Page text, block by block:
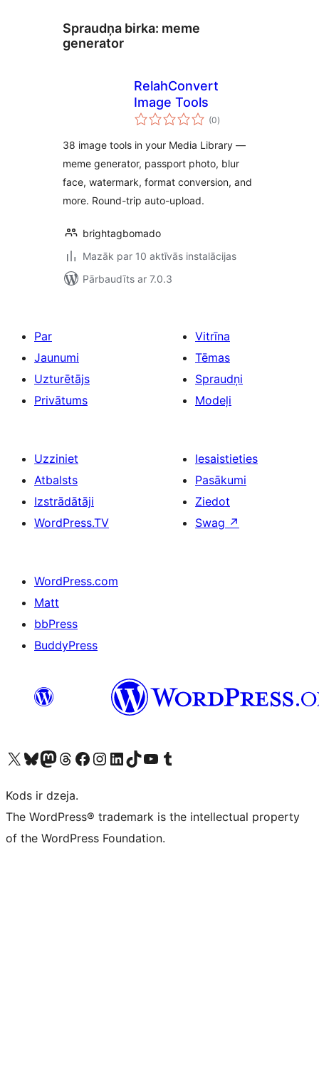
Spraudņa birka: meme
generator
RelahConvert
Image Tools
(0vērtējumu
kopsumma
)
38 image tools in your Media Library —
meme generator, passport photo, blur
face, watermark, format conversion, and
more. Round-trip auto-upload.
brightagbomado
Mazāk par 10 aktīvās instalācijas
Pārbaudīts ar 7.0.3
Par
Jaunumi
Uzturētājs
Privātums
Vitrīna
Tēmas
Spraudņi
Modeļi
Uzziniet
Atbalsts
Izstrādātāji
WordPress.TV
Iesaistieties
Pasākumi
Ziedot
Swag ↗
WordPress.com
Matt
bbPress
BuddyPress
Apmeklējiet mūsu X (agrāk Twitter) kontu
Apmeklējiet mūsu Bluesky kontu
Apmeklējiet mūsu Mastodon kontu
Apmeklējiet mūsu Threads kontu
Apmeklējiet mūsu Facebook lapuApmeklējiet mūsu Instagram kontu
Apmeklējiet mūsu LinkedIn kontu
Apmeklējiet mūsu TikTok kontu
Apmeklējiet mūsu YouTube kanālu
Apmeklējiet mūsu Tumblr kontu
Kods ir dzeja.
The WordPress® trademark is the intellectual property
of the WordPress Foundation.